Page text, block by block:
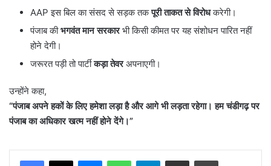
AAP इस बिल का संसद से सड़क तकपूरी ताकत से विरोधकरेगी।
पंजाब कीभगवंत मान सरकारभी किसी कीमत पर यह संशोधन पारित नहीं
होने देगी।
जरूरत पड़ी तो पार्टीकड़ा तेवरअपनाएगी।
उन्होंने कहा,
“पंजाब अपने हकों के लिए हमेशा लड़ा है और आगे भी लड़ता रहेगा। हम चंडीगढ़ पर
पंजाब का अधिकार खत्म नहीं होने देंगे।”
MessengerWhatsAppTelegramShare via Email Print